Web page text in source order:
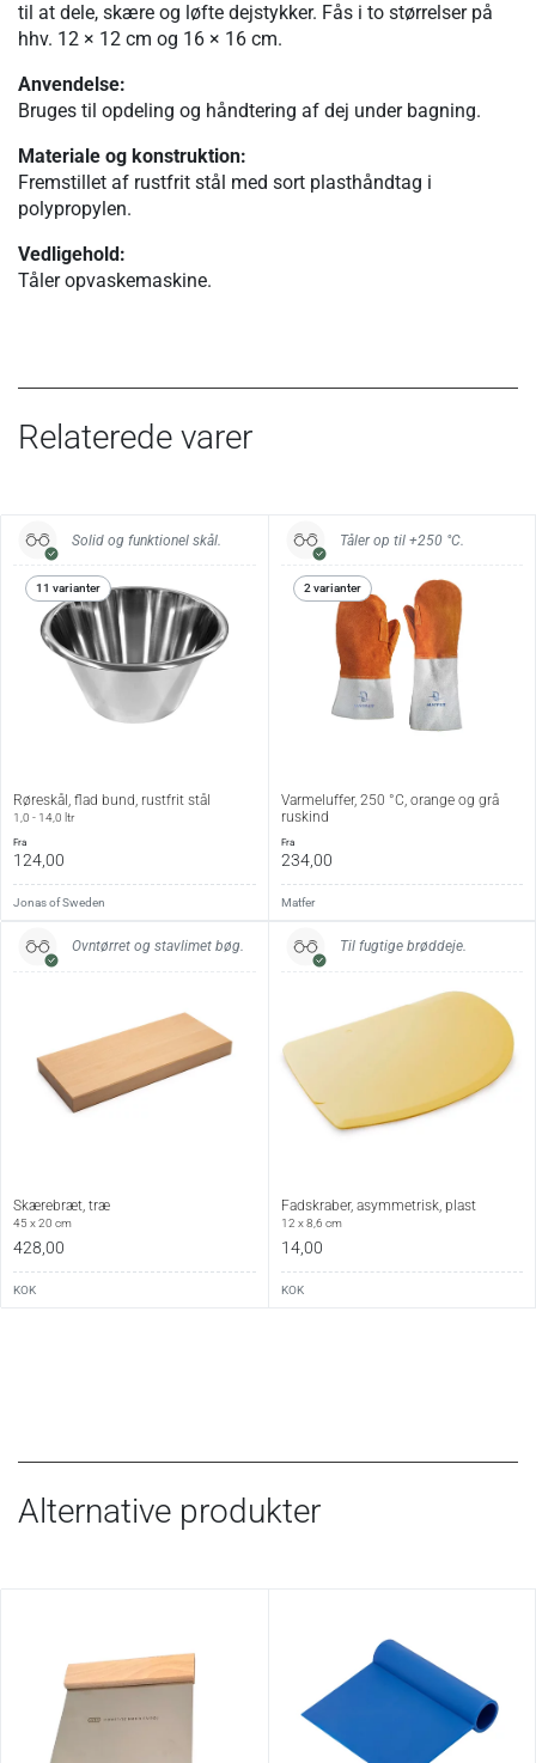
til at dele, skære og løfte dejstykker. Fås i to størrelser på
hhv. 12 × 12 cm og 16 × 16 cm.
Anvendelse:
Bruges til opdeling og håndtering af dej under bagning.
Materiale og konstruktion:
Fremstillet af rustfrit stål med sort plasthåndtag i
polypropylen.
Vedligehold:
Tåler opvaskemaskine.
Relaterede varer
Solid og funktionel skål.
11 varianter
Røreskål, flad bund, rustfrit stål
1,0 - 14,0 ltr
fra
124,00
Jonas of Sweden
Tåler op til +250 °C.
2 varianter
Varmeluffer, 250 °C, orange og grå
ruskind
fra
234,00
Matfer
Ovntørret og stavlimet bøg.
Skærebræt, træ
45 x 20 cm
428,00
KOK
Til fugtige brøddeje.
Fadskraber, asymmetrisk, plast
12 x 8,6 cm
14,00
KOK
Alternative produkter